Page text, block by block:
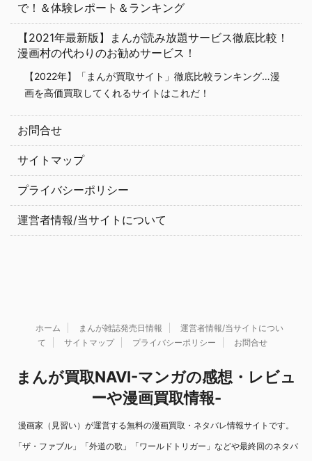
で！＆体験レポート＆ランキング
【2021年最新版】まんが読み放題サービス徹底比較！
漫画村の代わりのお勧めサービス！
【2022年】「まんが買取サイト」徹底比較ランキング…漫
画を高価買取してくれるサイトはこれだ！
お問合せ
サイトマップ
プライバシーポリシー
運営者情報/当サイトについて
ホーム まんが雑誌発売日情報
運営者情報/当サイトについ
て
サイトマップ プライバシーポリシー お問合せ
まんが買取NAVI-マンガの感想・レビュ
ーや漫画買取情報-
漫画家（見習い）が運営する無料の漫画買取・ネタバレ情報サイトです。
「ザ・ファブル」「外道の歌」「ワールドトリガー」などや最終回のネタバ